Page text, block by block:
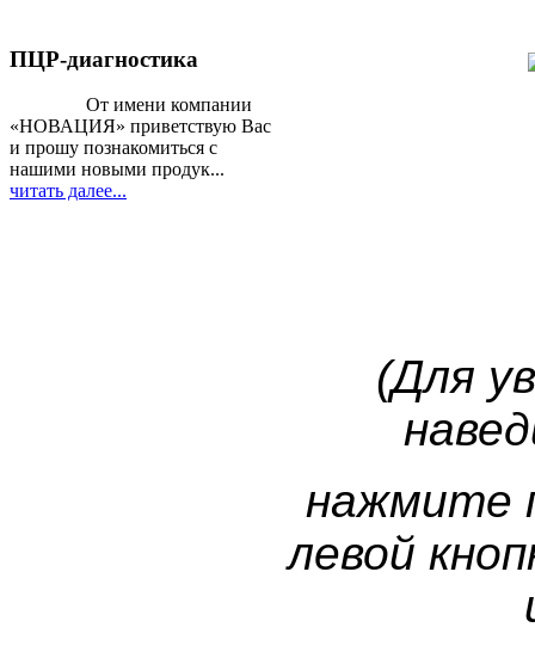
ПЦР-диагностика
От имени компании
«НОВАЦИЯ» приветствую Вас
и прошу познакомиться с
нашими новыми продук...
читать далее...
(Для
нажмите
левой